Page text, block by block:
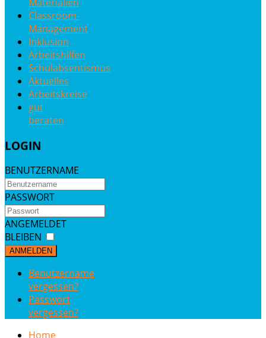
Classroom-
Management
Inklusion
Arbeitshilfen
Schulabsentismus
Aktuelles
Arbeitskreise
gut
beraten
LOGIN
BENUTZERNAME
PASSWORT
ANGEMELDET
BLEIBEN
ANMELDEN
Benutzername
vergessen?
Passwort
vergessen?
Home